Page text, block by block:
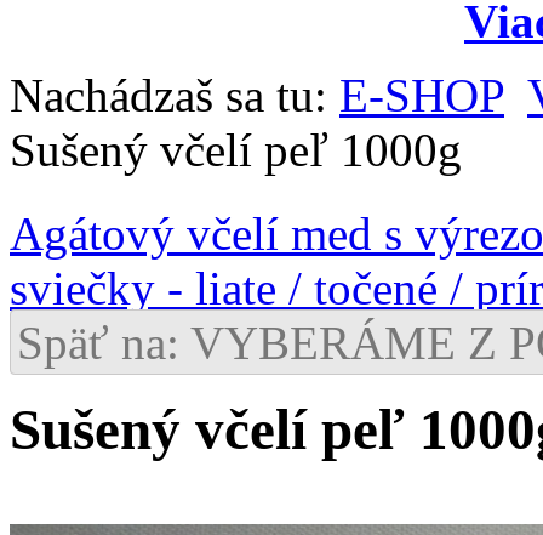
Nachádzaš sa tu: E-SHOP
Sušený včelí peľ 1000g
Agátový včelí med s
sviečky - liate / točené /
Späť na: VYBERÁME Z
Sušený včelí peľ